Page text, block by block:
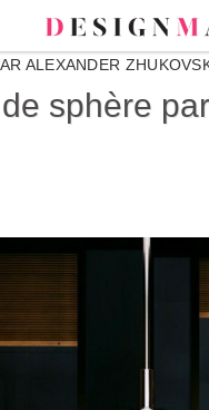
ALEXANDER
sphère